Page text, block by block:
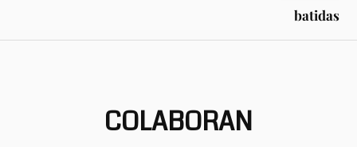
batidas
COLABORAN